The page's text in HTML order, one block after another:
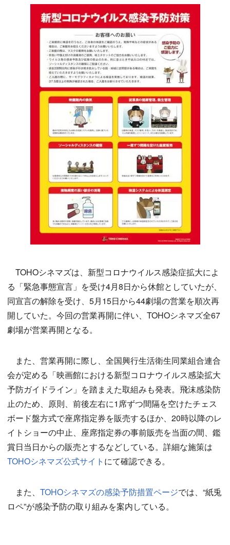
TOHOシネマズは、新型コロナウイルス感染症拡大によ
る「緊急事態宣言」を受け4月8日から休館としていたが、
同宣言の解除を受け、5月15日から44劇場の営業を順次再
開していた。今回の営業再開に伴い、TOHOシネマズ全67
劇場が営業再開となる。
また、営業再開に際し、全国興行生活衛生同業組合連合
会が定める「映画館における新型コロナウイルス感染拡大
予防ガイドライン」を踏まえた取組みも発表。飛沫感染防
止のため、原則、前後左右に1席ずつ間隔を空けたチェス
ボード盤方式で座席指定券を販売するほか、20時以降のレ
イトショーの中止、座席指定券の事前販売を当面の間、鑑
賞日当日からの販売とするなどしている。詳細な施策は
TOHOシネマズ公式サイト にて確認できる。
また、 TOHOシネマズの感染予防措置ページでは、“紙兎
ロペ”が感染予防の取り組みを案内している。